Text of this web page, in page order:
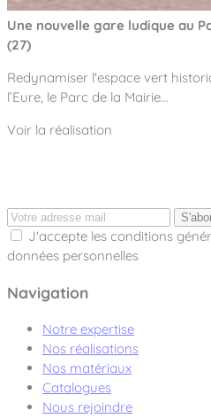
Une nouvelle gare ludique au
(27)
Redynamiser l'espace vert
l’Eure, le Parc de la Mairie…
Voir la réalisation
J'accepte les conditions
données personnelles
Navigation
Notre expertise
Nos réalisations
Nos matériaux
Catalogues
Nous rejoindre